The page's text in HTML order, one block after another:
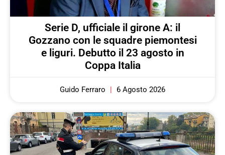
Serie D, ufficiale il girone A: il
Gozzano con le squadre piemontesi
e liguri. Debutto il 23 agosto in
Coppa Italia
Guido Ferraro 6 Agosto 2026